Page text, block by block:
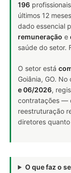
196
últimos 12
dado essencial
remuneração e
saúde do setor.
O setor está
Goiânia, GO.
e 06/2026,
contratações —
reestruturação
diretores
O que faz o